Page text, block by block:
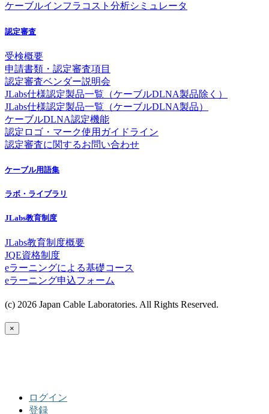
ケーブルインフラコスト分析シミュレータ
認定審査
受検概要
申請書類・認定審査項目
認定審査ベンダー説明会
JLabs仕様認定製品一覧（ケーブルDLNA製品除く）
JLabs仕様認定製品一覧（ケーブルDLNA製品）
ケーブルDLNA認定機能
認定ロゴ・マーク使用ガイドライン
認定審査に関するお問い合わせ
ケーブル用語集
ラボ・ライブラリ
JLabs教育制度
JLabs教育制度概要
JQE資格制度
eラーニングによる基礎コース
eラーニング申込フォーム
(c) 2026 Japan Cable Laboratories. All Rights Reserved.
×
ログイン
登録